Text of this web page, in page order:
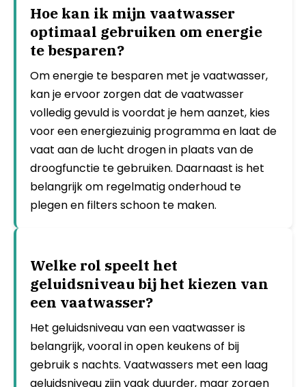
Hoe kan ik mijn vaatwasser
optimaal gebruiken om energie
te besparen?
Om energie te besparen met je vaatwasser,
kan je ervoor zorgen dat de vaatwasser
volledig gevuld is voordat je hem aanzet, kies
voor een energiezuinig programma en laat de
vaat aan de lucht drogen in plaats van de
droogfunctie te gebruiken. Daarnaast is het
belangrijk om regelmatig onderhoud te
plegen en filters schoon te maken.
Welke rol speelt het
geluidsniveau bij het kiezen van
een vaatwasser?
Het geluidsniveau van een vaatwasser is
belangrijk, vooral in open keukens of bij
gebruik s nachts. Vaatwassers met een laag
geluidsniveau zijn vaak duurder, maar zorgen